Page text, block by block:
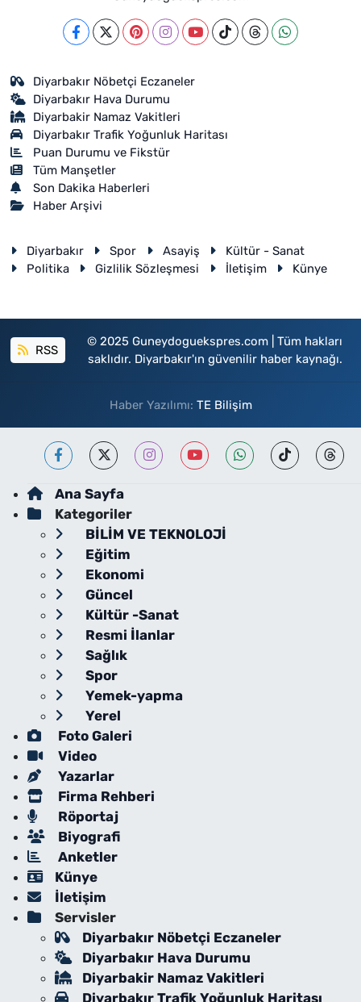
Diyarbakır Nöbetçi Eczaneler
Diyarbakır Hava Durumu
Diyarbakir Namaz Vakitleri
Diyarbakır Trafik Yoğunluk Haritası
Puan Durumu ve Fikstür
Tüm Manşetler
Son Dakika Haberleri
Haber Arşivi
Diyarbakır Spor Asayiş
Kültür - Sanat
Politika
Gizlilik Sözleşmesi İletişim Künye
RSS
© 2025 Guneydoguekspres.com | Tüm hakları
saklıdır. Diyarbakır'ın güvenilir haber kaynağı.
Haber Yazılımı: TE Bilişim
Ana Sayfa
Kategoriler
BİLİM VE TEKNOLOJİ
Eğitim
Ekonomi
Güncel
Kültür -Sanat
Resmi İlanlar
Sağlık
Spor
Yemek-yapma
Yerel
Foto Galeri
Video
Yazarlar
Firma Rehberi
Röportaj
Biyografi
Anketler
Künye
İletişim
Servisler
Diyarbakır Nöbetçi Eczaneler
Diyarbakır Hava Durumu
Diyarbakir Namaz Vakitleri
Diyarbakır Trafik Yoğunluk Haritası